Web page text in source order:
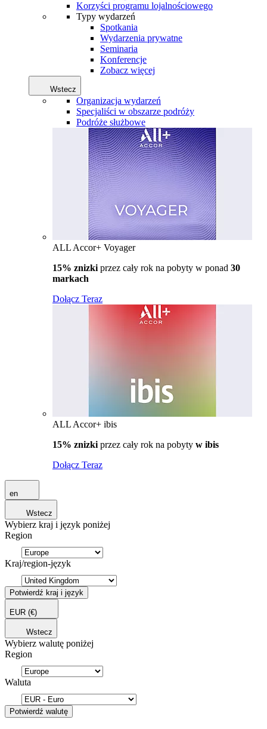
Korzyści programu lojalnościowego
Typy wydarzeń
Spotkania
Wydarzenia prywatne
Seminaria
Konferencje
Zobacz więcej
Wstecz
Organizacja wydarzeń
Specjaliści w obszarze podróży
Podróże służbowe
ALL Accor+ Voyager
15% znizki przez cały rok na pobyty w ponad 30
markach
Dołącz Teraz
ALL Accor+ ibis
15% znizki przez cały rok na pobyty w ibis
Dołącz Teraz
en
Wstecz
Wybierz kraj i język poniżej
Region
Kraj/region-język
Potwierdź kraj i język
EUR (€)
Wstecz
Wybierz walutę poniżej
Region
Waluta
Potwierdź walutę